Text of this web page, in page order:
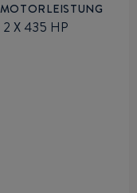
2 X 435 HP